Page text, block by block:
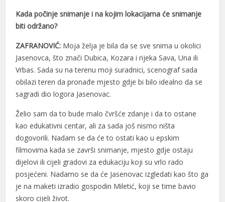
Kada počinje snimanje i na kojim lokacijama će snimanje
biti održano?
ZAFRANOVIĆ: Moja želja je bila da se sve snima u okolici
Jasenovca, što znači Dubica, Kozara i rijeka Sava, Una ili
Vrbas. Sada su na terenu moji suradnici, scenograf sada
obilazi teren da pronađe mjesto gdje bi bilo idealno da se
sagradi dio logora Jasenovac.
Želio sam da to bude malo čvršće zdanje i da to ostane
kao edukativni centar, ali za sada još nismo ništa
dogovorili. Nadam se da će to ostati kao u epskim
filmovima kada se završi snimanje, mjesto gdje ostaju
dijelovi ili cijeli gradovi za edukaciju koji su vrlo rado
posjećeni. Nadamo se da će Jasenovac izgledati kao što ga
je na maketi izradio gospodin Miletić, koji se time bavio
skoro cijeli život.